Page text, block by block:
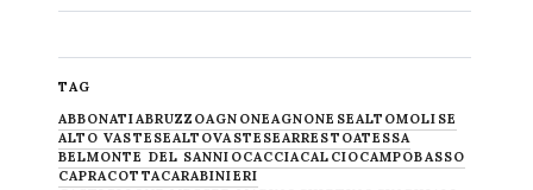
TAG
ABBONATIABRUZZOAGNONEAGNONESEALTOMOLISE
ALTO VASTESEALTOVASTESEARRESTOATESSA
BELMONTE DEL SANNIOCACCIACALCIOCAMPOBASSO
CAPRACOTTACARABINIERI